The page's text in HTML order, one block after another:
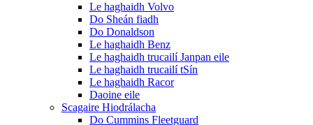
Le haghaidh Volvo
Do Sheán fiadh
Do Donaldson
Le haghaidh Benz
Le haghaidh trucailí Janpan eile
Le haghaidh trucailí tSín
Le haghaidh Racor
Daoine eile
Scagaire Hiodrálacha
Do Cummins Fleetguard